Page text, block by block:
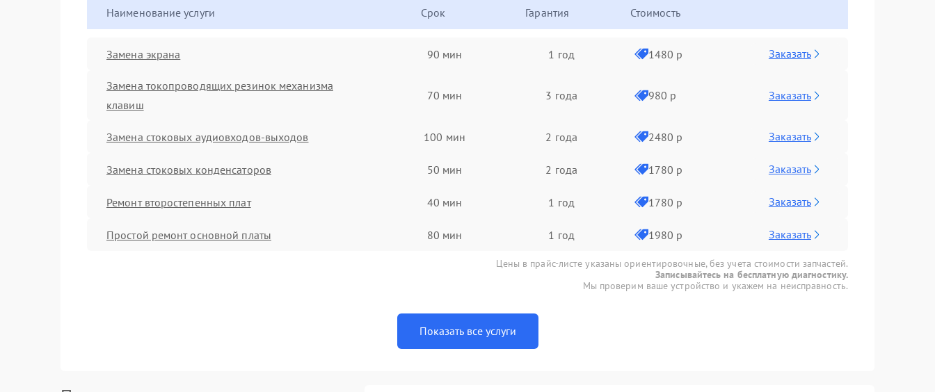
Наименование услуги Срок Гарантия Стоимость
Замена экрана 90 мин 1 год 1480 р Заказать
Замена токопроводящих резинок механизма
клавиш
70 мин 3 года 980 р Заказать
Замена стоковых аудиовходов-выходов 100 мин 2 года 2480 р Заказать
Замена стоковых конденсаторов 50 мин 2 года 1780 р Заказать
Ремонт второстепенных плат 40 мин 1 год 1780 р Заказать
Простой ремонт основной платы 80 мин 1 год 1980 р Заказать
Цены в прайс-листе указаны ориентировочные, без учета стоимости запчастей.
Записывайтесь на бесплатную диагностику.
Мы проверим ваше устройство и укажем на неисправность.
Показать все услуги